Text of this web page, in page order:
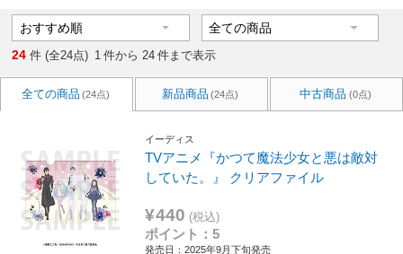
24 件 (全24点) 1 件から 24 件まで表示
全ての商品 (24点) 新品商品 (24点) 中古商品 (0点)
イーディス
TVアニメ『かつて魔法少女と悪は敵対
していた。』 クリアファイル
¥440 (税込)
ポイント：5
発売日：2025年9月下旬発売